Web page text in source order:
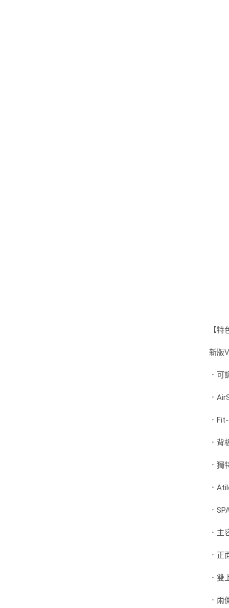
【特
新版
．可
．
．
．
．
．
．
．主
．
．
．